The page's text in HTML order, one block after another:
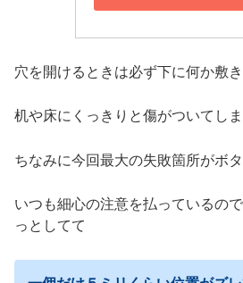
穴を開けるときは必ず下に何か敷き
机や床にくっきりと傷がついてしま
ちなみに今回最大の失敗箇所がボタ
いつも細心の注意を払っているの
っとしてて